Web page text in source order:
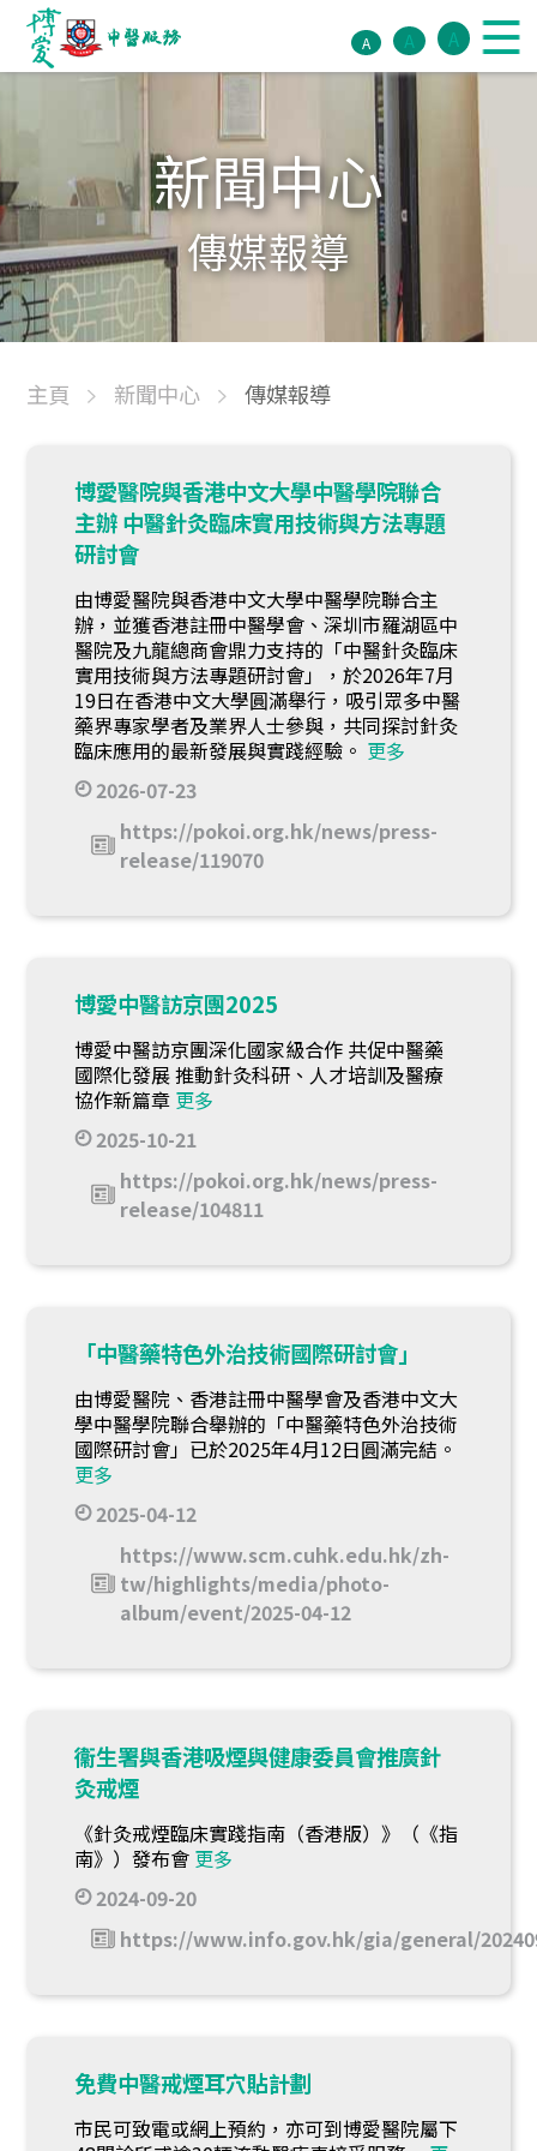
A A A
新聞中心
傳媒報導
主頁 新聞中心 傳媒報導
博愛醫院與香港中文大學中醫學院聯合
主辦 中醫針灸臨床實用技術與方法專題
研討會
由博愛醫院與香港中文大學中醫學院聯合主
辦，並獲香港註冊中醫學會、深圳市羅湖區中
醫院及九龍總商會鼎力支持的「中醫針灸臨床
實用技術與方法專題研討會」，於2026年7月
19日在香港中文大學圓滿舉行，吸引眾多中醫
藥界專家學者及業界人士參與，共同探討針灸
臨床應用的最新發展與實踐經驗。 更多
2026-07-23
https://pokoi.org.hk/news/press-
release/119070
博愛中醫訪京團2025
博愛中醫訪京團深化國家級合作 共促中醫藥
國際化發展 推動針灸科研、人才培訓及醫療
協作新篇章 更多
2025-10-21
https://pokoi.org.hk/news/press-
release/104811
「中醫藥特色外治技術國際研討會」
由博愛醫院、香港註冊中醫學會及香港中文大
學中醫學院聯合舉辦的「中醫藥特色外治技術
國際研討會」已於2025年4月12日圓滿完結。
更多
2025-04-12
https://www.scm.cuhk.edu.hk/zh-
tw/highlights/media/photo-
album/event/2025-04-12
衞生署與香港吸煙與健康委員會推廣針
灸戒煙
《針灸戒煙臨床實踐指南（香港版）》（《指
南》）發布會 更多
2024-09-20
https://www.info.gov.hk/gia/general/
免費中醫戒煙耳穴貼計劃
市民可致電或網上預約，亦可到博愛醫院屬下